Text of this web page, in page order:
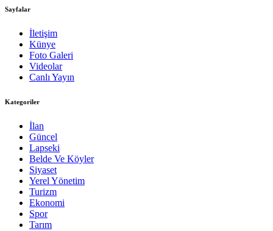
Sayfalar
İletişim
Künye
Foto Galeri
Videolar
Canlı Yayın
Kategoriler
İlan
Güncel
Lapseki
Belde Ve Köyler
Siyaset
Yerel Yönetim
Turizm
Ekonomi
Spor
Tarım